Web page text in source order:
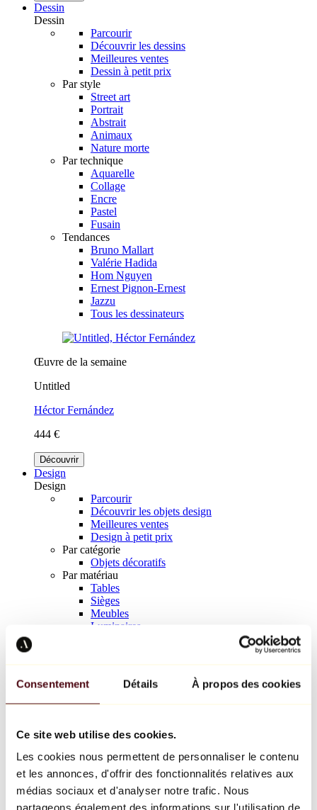
Consentement Détails À propos des cookies
Ce site web utilise des cookies.
Les cookies nous permettent de personnaliser le contenu
et les annonces, d'offrir des fonctionnalités relatives aux
médias sociaux et d'analyser notre trafic. Nous
partageons également des informations sur l'utilisation de
Dessin
Dessin
Parcourir
Découvrir les dessins
Meilleures ventes
Dessin à petit prix
Par style
Street art
Portrait
Abstrait
Animaux
Nature morte
Par technique
Aquarelle
Collage
Encre
Pastel
Fusain
Tendances
Bruno Mallart
Valérie Hadida
Hom Nguyen
Ernest Pignon-Ernest
Jazzu
Tous les dessinateurs
Œuvre de la semaine
Untitled
Héctor Fernández
444 €
Découvrir
Design
Design
Parcourir
Découvrir les objets design
Meilleures ventes
Design à petit prix
Par catégorie
Objets décoratifs
Par matériau
Tables
Sièges
Meubles
Luminaires
Richard Orlinski
Keith Haring
Jeff Koons
Jean-Michel Basquiat
Tous les designers
Œuvre de la semaine